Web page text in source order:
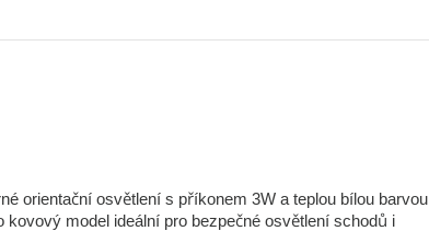
orientační osvětlení s příkonem 3W a teplou bílou barvou
model ideální pro bezpečné osvětlení schodů i